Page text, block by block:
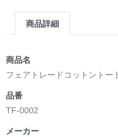
[主人公である小説家の遺
＜小説/絵本版＞ 凛々風猛
英語版: https://amzn.asia/
▶︎刺すように燃えるよう
＜著者: 絵本/挿画作成＞
日本語版: https://
商品詳細
商品名
フェアトレードコットントー
品番
TF-0002
メーカー